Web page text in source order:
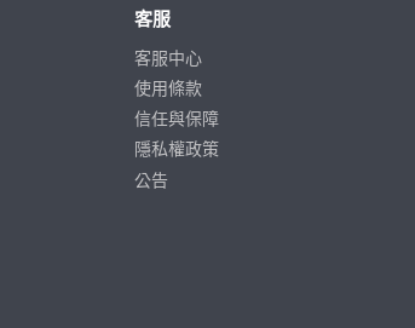
客服
客服中心
使用條款
信任與保障
隱私權政策
公告